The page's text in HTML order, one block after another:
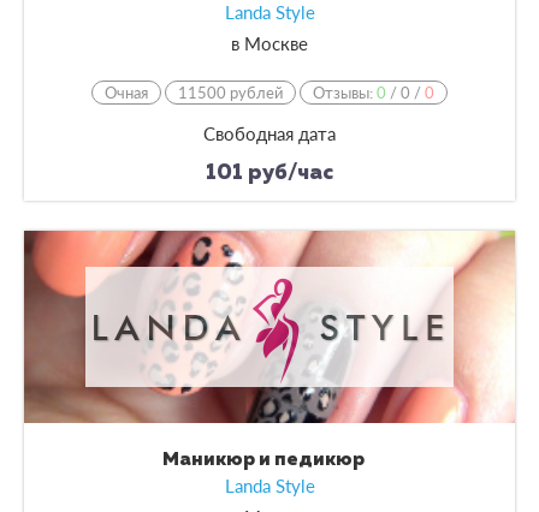
Landa Style
в Москве
Очная 11500 рублей Отзывы:0 /0 /0
Свободная дата
101 руб/час
Маникюр и педикюр
Landa Style